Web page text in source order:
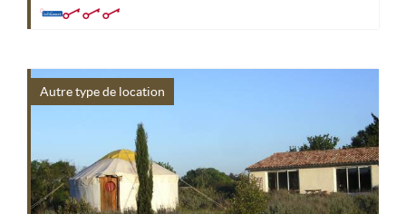
Autre type de location